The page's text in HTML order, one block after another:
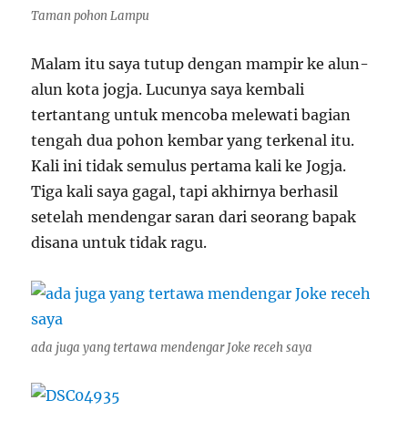
Taman pohon Lampu
Malam itu saya tutup dengan mampir ke alun-
alun kota jogja. Lucunya saya kembali
tertantang untuk mencoba melewati bagian
tengah dua pohon kembar yang terkenal itu.
Kali ini tidak semulus pertama kali ke Jogja.
Tiga kali saya gagal, tapi akhirnya berhasil
setelah mendengar saran dari seorang bapak
disana untuk tidak ragu.
ada juga yang tertawa mendengar Joke receh saya